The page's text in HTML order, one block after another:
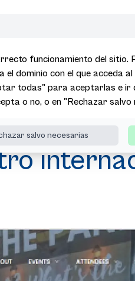
de blogueros de viaje,
funcionamiento del
el dominio con el que acceda
todas" para aceptarlas e ir
o no, o en "Rechazar salvo
salvo necesarias